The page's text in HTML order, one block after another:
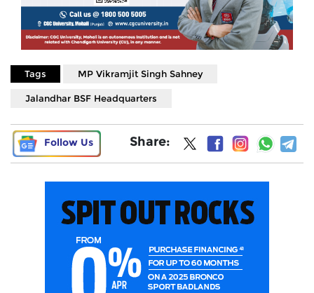
Tags MP Vikramjit Singh Sahney
Jalandhar BSF Headquarters
Follow Us Share: